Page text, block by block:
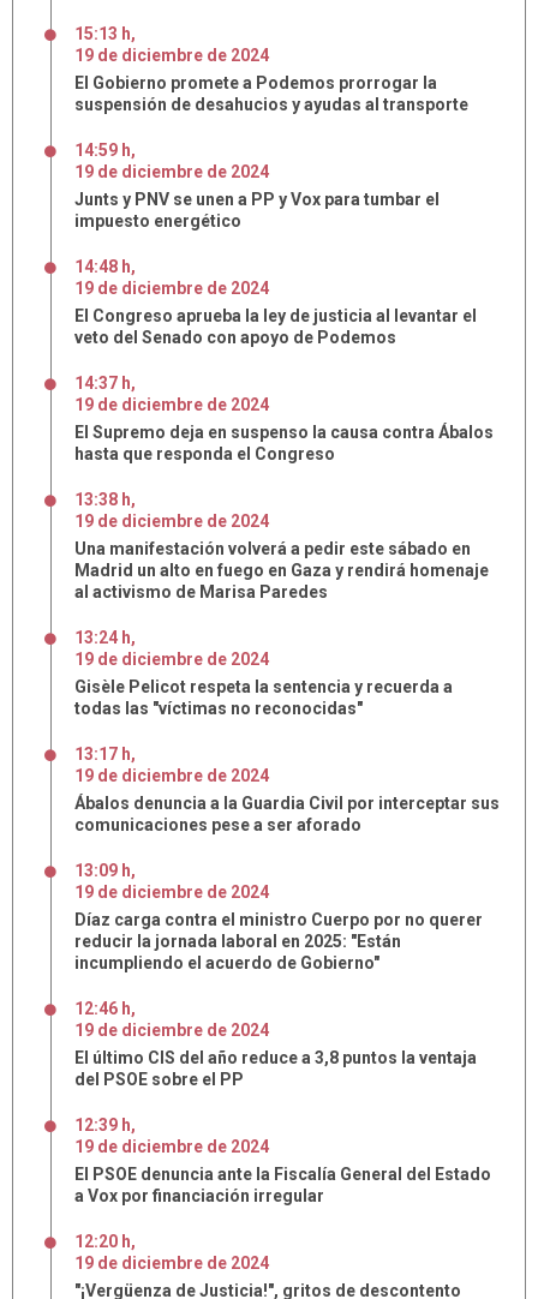
15:13 h,
19 de diciembre de 2024
El Gobierno promete a Podemos prorrogar la
suspensión de desahucios y ayudas al transporte
14:59 h,
19 de diciembre de 2024
Junts y PNV se unen a PP y Vox para tumbar el
impuesto energético
14:48 h,
19 de diciembre de 2024
El Congreso aprueba la ley de justicia al levantar el
veto del Senado con apoyo de Podemos
14:37 h,
19 de diciembre de 2024
El Supremo deja en suspenso la causa contra Ábalos
hasta que responda el Congreso
13:38 h,
19 de diciembre de 2024
Una manifestación volverá a pedir este sábado en
Madrid un alto en fuego en Gaza y rendirá homenaje
al activismo de Marisa Paredes
13:24 h,
19 de diciembre de 2024
Gisèle Pelicot respeta la sentencia y recuerda a
todas las "víctimas no reconocidas"
13:17 h,
19 de diciembre de 2024
Ábalos denuncia a la Guardia Civil por interceptar sus
comunicaciones pese a ser aforado
13:09 h,
19 de diciembre de 2024
Díaz carga contra el ministro Cuerpo por no querer
reducir la jornada laboral en 2025: "Están
incumpliendo el acuerdo de Gobierno"
12:46 h,
19 de diciembre de 2024
El último CIS del año reduce a 3,8 puntos la ventaja
del PSOE sobre el PP
12:39 h,
19 de diciembre de 2024
El PSOE denuncia ante la Fiscalía General del Estado
a Vox por financiación irregular
12:20 h,
19 de diciembre de 2024
"¡Vergüenza de Justicia!", gritos de descontento